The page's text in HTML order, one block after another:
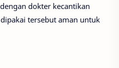
dokter kecantikan
tersebut aman untuk